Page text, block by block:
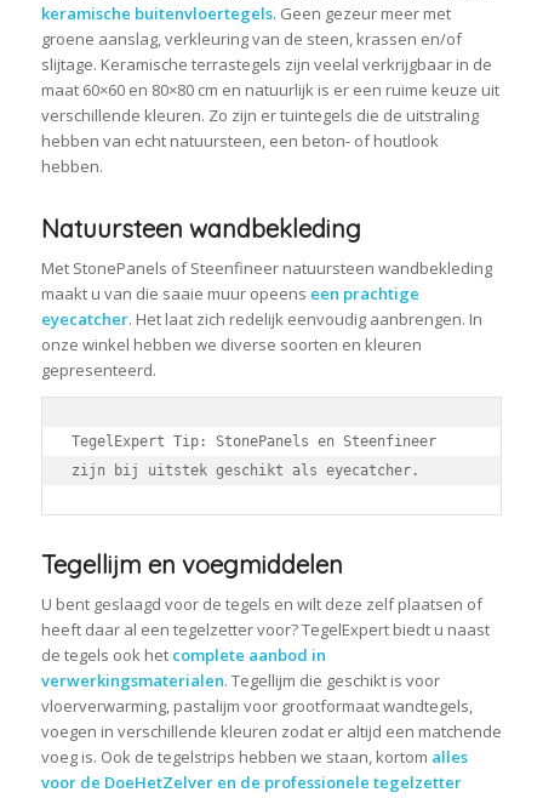
keramische buitenvloertegels. Geen gezeur meer met
groene aanslag, verkleuring van de steen, krassen en/of
slijtage. Keramische terrastegels zijn veelal verkrijgbaar in de
maat 60×60 en 80×80 cm en natuurlijk is er een ruime keuze uit
verschillende kleuren. Zo zijn er tuintegels die de uitstraling
hebben van echt natuursteen, een beton- of houtlook
hebben.
Natuursteen wandbekleding
Met StonePanels of Steenfineer natuursteen wandbekleding
maakt u van die saaie muur opeens een prachtige
eyecatcher. Het laat zich redelijk eenvoudig aanbrengen. In
onze winkel hebben we diverse soorten en kleuren
gepresenteerd.
TegelExpert Tip: StonePanels en Steenfineer
zijn bij uitstek geschikt als eyecatcher.
Tegellijm en voegmiddelen
U bent geslaagd voor de tegels en wilt deze zelf plaatsen of
heeft daar al een tegelzetter voor? TegelExpert biedt u naast
de tegels ook het complete aanbod in
verwerkingsmaterialen. Tegellijm die geschikt is voor
vloerverwarming, pastalijm voor grootformaat wandtegels,
voegen in verschillende kleuren zodat er altijd een matchende
voeg is. Ook de tegelstrips hebben we staan, kortom alles
voor de DoeHetZelver en de professionele tegelzetter